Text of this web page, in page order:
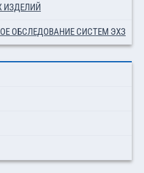
ИЗДЕЛИЙ
ОБСЛЕДОВАНИЕ СИСТЕМ ЭХЗ